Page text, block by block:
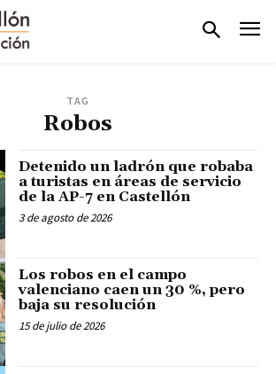
TAG
Robos
Detenido un ladrón que robaba
a turistas en áreas de servicio
de la AP-7 en Castellón
3 de agosto de 2026
Los robos en el campo
valenciano caen un 30 %, pero
baja su resolución
15 de julio de 2026